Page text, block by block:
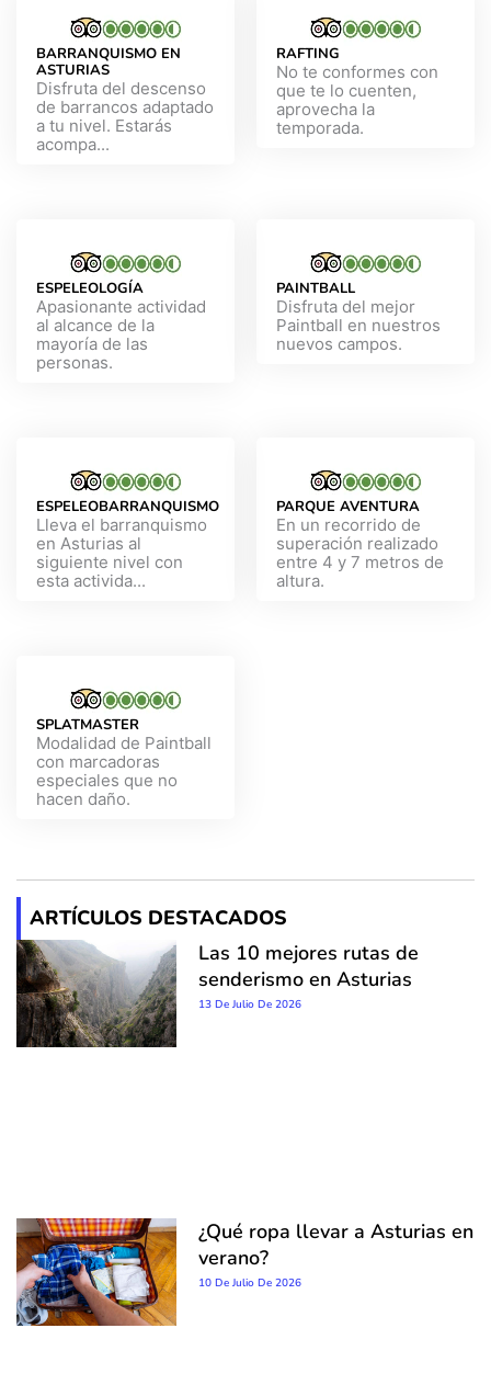
BARRANQUISMO EN
ASTURIAS
Disfruta del descenso
de barrancos adaptado
a tu nivel. Estarás
acompa...
RAFTING
No te conformes con
que te lo cuenten,
aprovecha la
temporada.
ESPELEOLOGÍA
Apasionante actividad
al alcance de la
mayoría de las
personas.
PAINTBALL
Disfruta del mejor
Paintball en nuestros
nuevos campos.
ESPELEOBARRANQUISMO
Lleva el barranquismo
en Asturias al
siguiente nivel con
esta activida...
PARQUE AVENTURA
En un recorrido de
superación realizado
entre 4 y 7 metros de
altura.
SPLATMASTER
Modalidad de Paintball
con marcadoras
especiales que no
hacen daño.
ARTÍCULOS DESTACADOS
Las 10 mejores rutas de
senderismo en Asturias
13 De Julio De 2026
¿Qué ropa llevar a Asturias en
verano?
10 De Julio De 2026